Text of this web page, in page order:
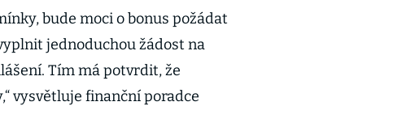
bude moci o bonus požádat
jednoduchou žádost na
Tím má potvrdit, že
vysvětluje finanční poradce